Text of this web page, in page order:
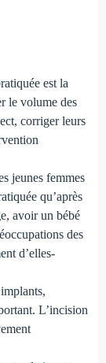
est la
le volume des
corriger leurs
jeunes femmes
qu’après
avoir un bébé
des
d’elles-
L’incision